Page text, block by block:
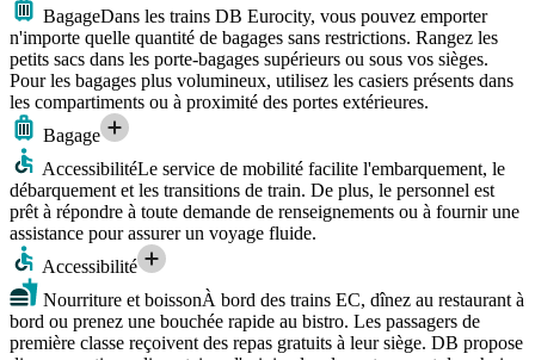
BagageDans les trains DB Eurocity, vous pouvez emporter
n'importe quelle quantité de bagages sans restrictions. Rangez les
petits sacs dans les porte-bagages supérieurs ou sous vos sièges.
Pour les bagages plus volumineux, utilisez les casiers présents dans
les compartiments ou à proximité des portes extérieures.
Bagage
AccessibilitéLe service de mobilité facilite l'embarquement, le
débarquement et les transitions de train. De plus, le personnel est
prêt à répondre à toute demande de renseignements ou à fournir une
assistance pour assurer un voyage fluide.
Accessibilité
Nourriture et boissonÀ bord des trains EC, dînez au restaurant à
bord ou prenez une bouchée rapide au bistro. Les passagers de
première classe reçoivent des repas gratuits à leur siège. DB propose